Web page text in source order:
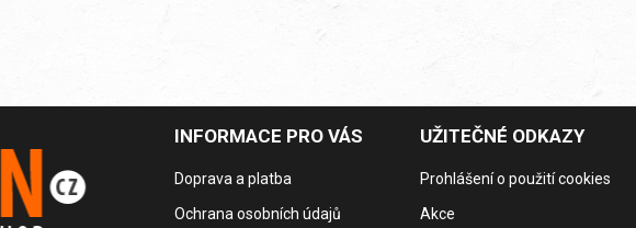
INFORMACE PRO VÁS
Doprava a platba
Ochrana osobních údajů
UŽITEČNÉ ODKAZY
Prohlášení o použití cookies
Akce